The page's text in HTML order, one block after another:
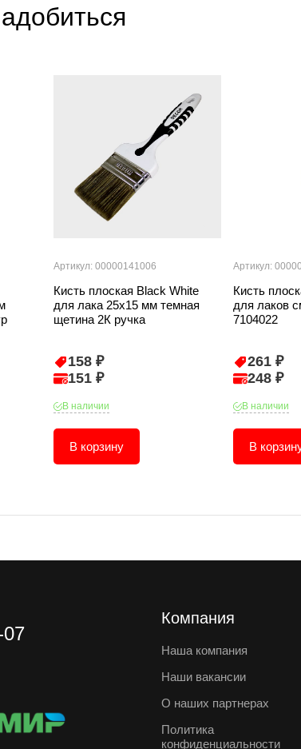
Артикул: 00000141006
Кисть плоская Black White
для лака 25х15 мм темная
щетина 2К ручка
158 ₽
151 ₽
В наличии
В корзину
Артикул:
Кисть
для лаков
7104022
261 ₽
248 ₽
В наличии
В
Компания
Наша компания
Наши вакансии
О наших партнерах
Политика
конфиденциальности